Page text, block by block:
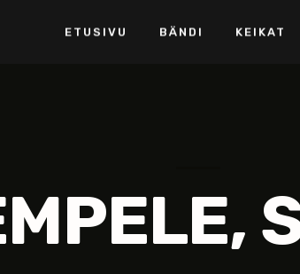
ETUSIVU BÄNDI KEIKAT